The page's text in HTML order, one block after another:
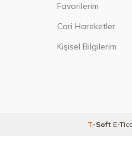
Favorilerim
Cari Hareketler
Kişisel Bilgilerim
T-Soft E-